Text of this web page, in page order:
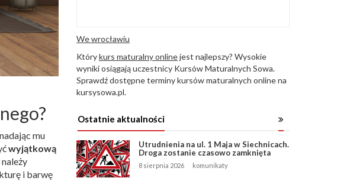
mu
wyjątkową
i barwę
We wrocławiu
Którykurs maturalny onlinejest najlepszy? Wysokie
wyniki osiągają uczestnicy Kursów Maturalnych Sowa.
Sprawdź dostępne terminy kursów maturalnych online na
kursysowa.pl.
Ostatnie aktualności
Utrudnienia na ul. 1 Maja w Siechnicach.
Droga zostanie czasowo zamknięta
8 sierpnia 2026 komunikaty